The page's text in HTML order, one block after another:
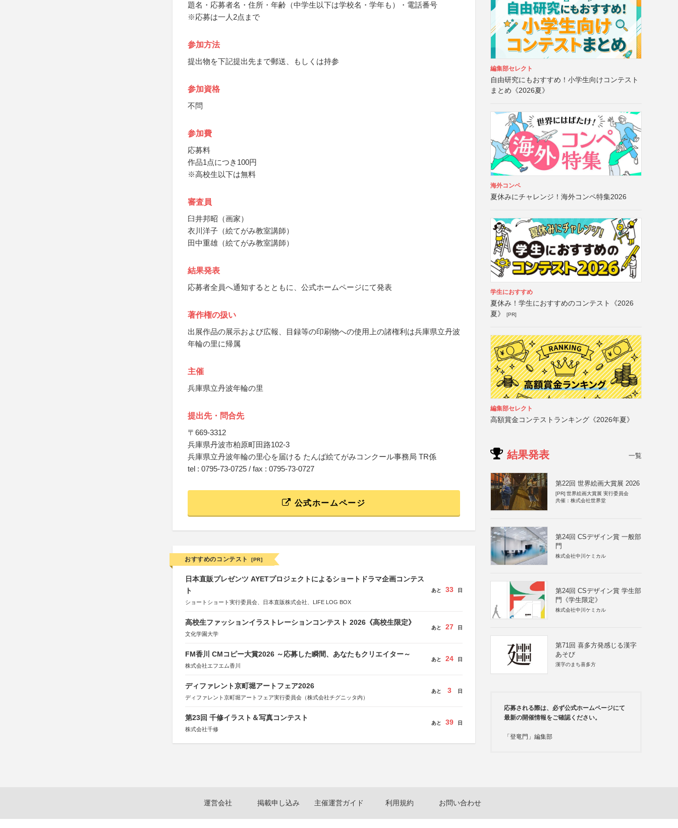
題名・応募者名・住所・年齢（中学生以下は学校名・学年も）・電話番号
※応募は一人2点まで
参加方法
提出物を下記提出先まで郵送、もしくは持参
参加資格
不問
参加費
応募料
作品1点につき100円
※高校生以下は無料
審査員
臼井邦昭（画家）
衣川洋子（絵てがみ教室講師）
田中重雄（絵てがみ教室講師）
結果発表
応募者全員へ通知するとともに、公式ホームページにて発表
著作権の扱い
出展作品の展示および広報、目録等の印刷物への使用上の諸権利は兵庫県立丹波
年輪の里に帰属
主催
兵庫県立丹波年輪の里
提出先・問合先
〒669-3312
兵庫県丹波市柏原町田路102-3
兵庫県立丹波年輪の里心を届ける たんば絵てがみコンクール事務局 TR係
tel : 0795-73-0725 / fax : 0795-73-0727
公式ホームページ
おすすめのコンテスト [PR]
日本直販プレゼンツ AYETプロジェクトによるショートドラマ企画コンテス
ト
ショートショート実行委員会、日本直販株式会社、LIFE LOG BOX
あと 33 日
高校生ファッションイラストレーションコンテスト 2026《高校生限定》
文化学園大学
あと 27 日
FM香川 CMコピー大賞2026 ～応募した瞬間、あなたもクリエイター～
株式会社エフエム香川
あと 24 日
ディファレント京町堀アートフェア2026
ディファレント京町堀アートフェア実行委員会（株式会社チグニッタ内）
あと 3 日
第23回 千修イラスト＆写真コンテスト
株式会社千修
あと 39 日
編集部セレクト
自由研究にもおすすめ！小学生向けコンテスト
まとめ《2026夏》
海外コンペ
夏休みにチャレンジ！海外コンペ特集2026
学生におすすめ
夏休み！学生におすすめのコンテスト《2026
夏》
[PR]
編集部セレクト
高額賞金コンテストランキング《2026年夏》
結果発表 一覧
第22回 世界絵画大賞展 2026
[PR] 世界絵画大賞展 実行委員会
共催：株式会社世界堂
第24回 CSデザイン賞 一般部
門
株式会社中川ケミカル
第24回 CSデザイン賞 学生部
門《学生限定》
株式会社中川ケミカル
第71回 喜多方発感じる漢字
あそび
漢字のまち喜多方
応募される際は、必ず公式ホームページにて
最新の開催情報をご確認ください。
「登竜門」編集部
運営会社 掲載申し込み 主催運営ガイド 利用規約 お問い合わせ